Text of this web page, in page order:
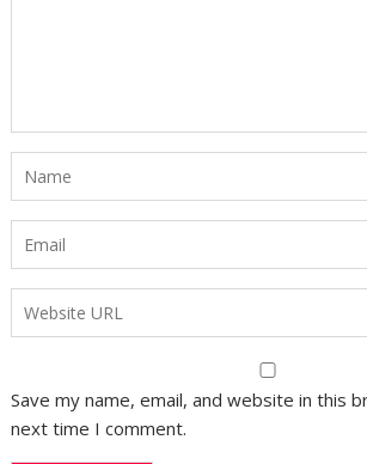
Save my name, email, and website in this
next time I comment.